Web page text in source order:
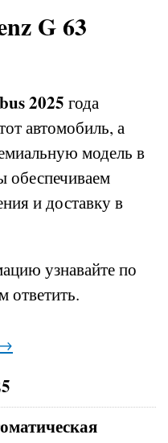
G 63
2025 года
автомобиль, а
модель в
и доставку в
узнавайте по
ответить.